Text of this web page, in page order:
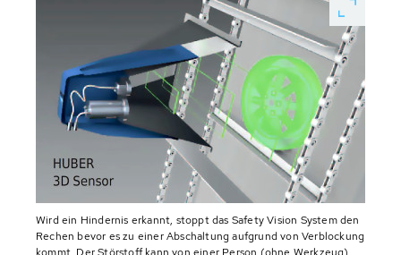
Wird ein Hindernis erkannt, stoppt das Safety Vision System den
Rechen bevor es zu einer Abschaltung aufgrund von Verblockung